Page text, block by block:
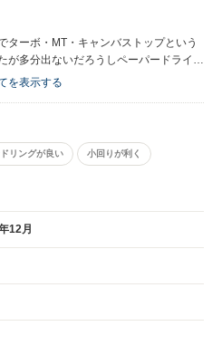
ターボ・MT・キャンバストップという
多分出ないだろうしペーパードライバ
ことでEDCのキャンバストップを購
は出だしてゆっくり踏むようにすれば
しいので妻には緊急時だけお願いしよ
レートを無視した値段でなく本国と大
傾向？）。 唯一少しだけ残念だった
と比べるとオープン時の開放感に欠ける
ている人は注意されたし。 海外でもモ
うなトラブルが起きやすいのかまだはっ
な？
を表示する
リングが良い 小回りが利く
12月